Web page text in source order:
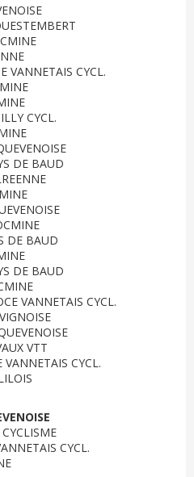
VANNETAIS CYCL.
CYCL.
DE BAUD
DE BAUD
DE BAUD
VANNETAIS CYCL.
VTT
CYCL.
CYCL.